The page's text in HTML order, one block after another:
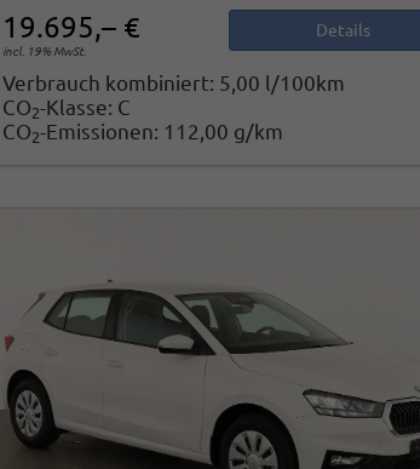
19.695,– €
incl. 19% MwSt.
Details
Verbrauch kombiniert: 5,00 l/100km
CO2-Klasse: C
CO2-Emissionen: 112,00 g/km